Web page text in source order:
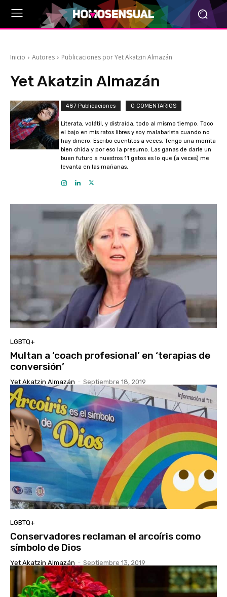
Inicio Autores Publicaciones por Yet Akatzin Almazán
Yet Akatzin Almazán
487 Publicaciones 0 COMENTARIOS
Literata, volátil, y distraída, todo al mismo tiempo. Toco
el bajo en mis ratos libres y soy malabarista cuando no
hay dinero. Escribo cuentitos a veces. Tengo una morrita
bien chida y por eso la presumo. Las ganas de darle un
buen futuro a nuestros 11 gatos es lo que (a veces) me
levanta en las mañanas.
LGBTQ+
Multan a ‘coach profesional’ en ‘terapias de
conversión’
Yet Akatzin Almazán - Septiembre 18, 2019
LGBTQ+
Conservadores reclaman el arcoíris como
símbolo de Dios
Yet Akatzin Almazán - Septiembre 13, 2019